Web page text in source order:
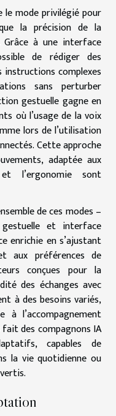
le mode privilégié pour
la précision de la
à une interface
de rédiger des
instructions complexes
sans perturber
gestuelle gagne en
où l’usage de la voix
lors de l’utilisation
Cette approche
adaptée aux
l’ergonomie sont
de ces modes –
et interface
enrichie en s’ajustant
aux préférences de
conçues pour la
des échanges avec
à des besoins variés,
l’accompagnement
des compagnons IA
capables de
la vie quotidienne ou